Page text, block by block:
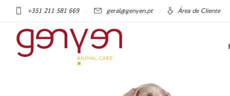
+351 211 581 669 geral@genyen.pt Área de Cliente